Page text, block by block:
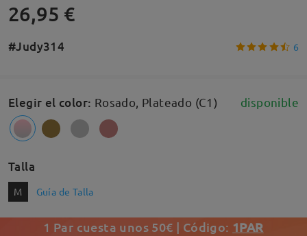
26,95 €
#Judy314 6
Elegir el color: Rosado, Plateado (C1) disponible
Talla
M Guía de Talla
1 Par cuesta unos 50€ | Código: 1PAR